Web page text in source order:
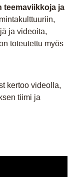
teemaviikkoja ja
ja videoita,
toteutettu myös
kertoo videolla,
tiimi ja